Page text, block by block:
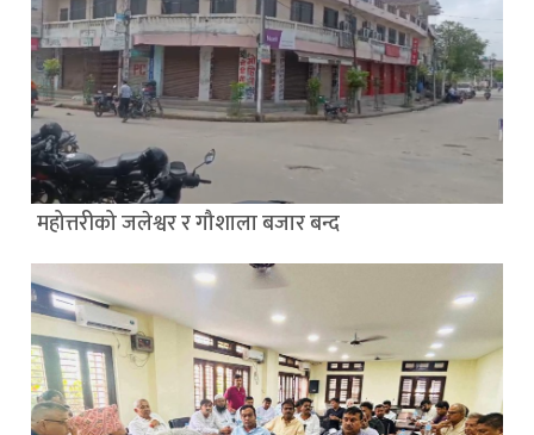
महोत्तरीको जलेश्वर र गौशाला बजार बन्द